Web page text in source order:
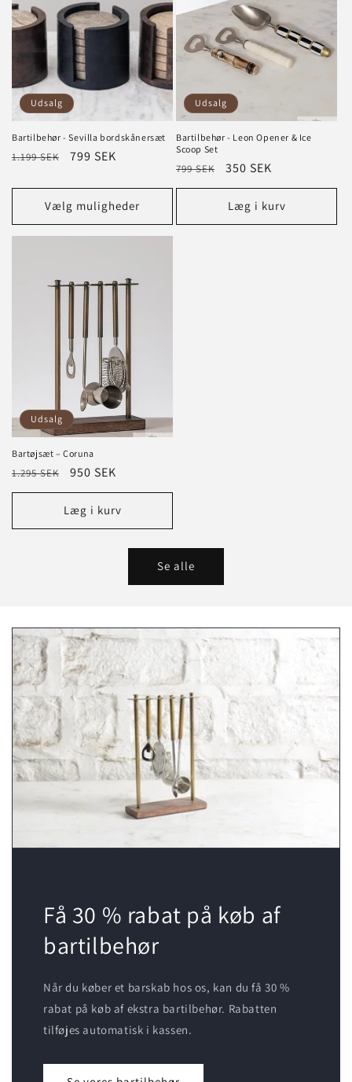
Udsalg
Bartilbehør - Sevilla bordskånersæt
Normalpris
1.199 SEK Tilbudspris
799 SEK
Vælg muligheder
Udsalg
Bartilbehør - Leon Opener & Ice
Scoop Set
Normalpris
799 SEK Tilbudspris
350 SEK
Læg i kurv
Udsalg
Bartøjsæt – Coruna
Normalpris
1.295 SEK Tilbudspris
950 SEK
Læg i kurv
Se alle
Få 30 % rabat på køb af
bartilbehør
Når du køber et barskab hos os, kan du få 30 %
rabat på køb af ekstra bartilbehør. Rabatten
tilføjes automatisk i kassen.